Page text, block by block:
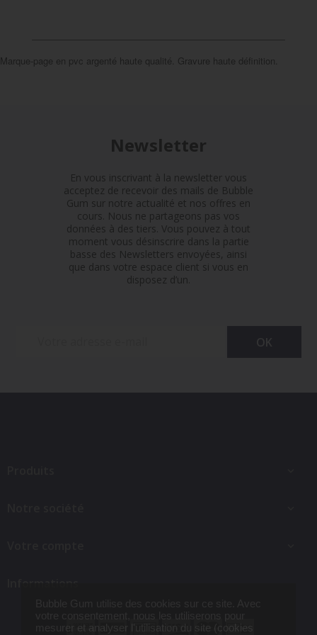
mesurer et analyser l'utilisation du site (cookies
Marque-page en pvc argenté haute qualité. Gravure haute définition.
Newsletter
En vous inscrivant à la newsletter vous
acceptez de recevoir des mails de Bubble
Gum sur notre actualité et nos offres en
cours. Nous ne partageons pas vos
données à des tiers. Vous pouvez à tout
moment vous désinscrire dans la partie
basse des Newsletters envoyées, ainsi
que dans votre espace client si vous en
disposez d’un.